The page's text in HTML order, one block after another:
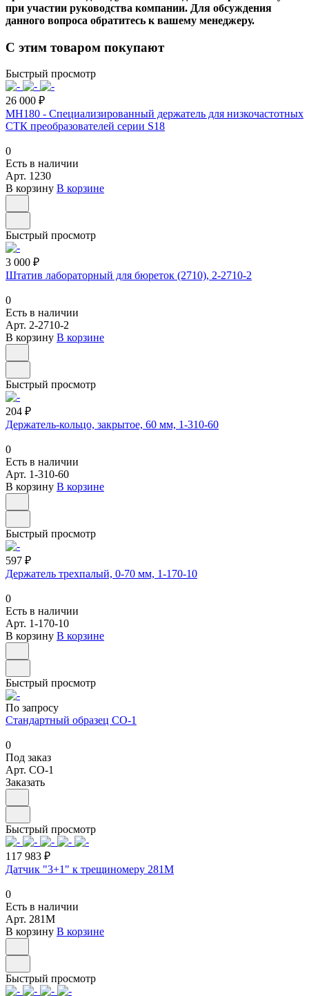
при участии руководства компании. Для обсуждения
данного вопроса обратитесь к вашему менеджеру.
С этим товаром покупают
Быстрый просмотр
26 000 ₽
MH180 - Специализированный держатель для низкочастотных
СТК преобразователей серии S18
0
Есть в наличии
Арт. 1230
В корзину В корзине
Быстрый просмотр
3 000 ₽
Штатив лабораторный для бюреток (2710), 2-2710-2
0
Есть в наличии
Арт. 2-2710-2
В корзину В корзине
Быстрый просмотр
204 ₽
Держатель-кольцо, закрытое, 60 мм, 1-310-60
0
Есть в наличии
Арт. 1-310-60
В корзину В корзине
Быстрый просмотр
597 ₽
Держатель трехпалый, 0-70 мм, 1-170-10
0
Есть в наличии
Арт. 1-170-10
В корзину В корзине
Быстрый просмотр
По запросу
Стандартный образец СО-1
0
Под заказ
Арт. СО-1
Заказать
Быстрый просмотр
117 983 ₽
Датчик "3+1" к трещиномеру 281М
0
Есть в наличии
Арт. 281М
В корзину В корзине
Быстрый просмотр